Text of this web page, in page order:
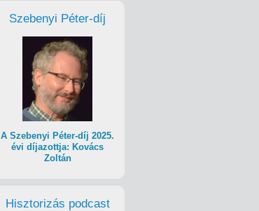
Szebenyi Péter-díj
A Szebenyi Péter-díj 2025.
évi díjazottja: Kovács
Zoltán
Hisztorizás podcast